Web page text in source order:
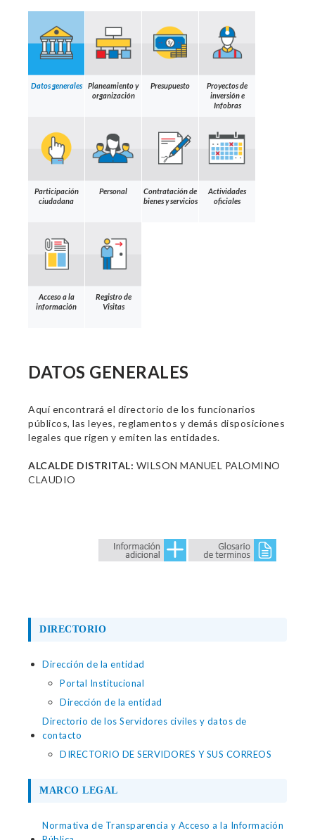
Datos generales
Planeamiento y
organización
Presupuesto
Proyectos de
inversión e
Infobras
Participación
ciudadana
Personal
Contratación de
bienes y servicios
Actividades
oficiales
Acceso a la
información
Registro de
Visitas
DATOS GENERALES
Aquí encontrará el directorio de los funcionarios
públicos, las leyes, reglamentos y demás disposiciones
legales que rigen y emiten las entidades.
ALCALDE DISTRITAL: WILSON MANUEL PALOMINO
CLAUDIO
DIRECTORIO
Dirección de la entidad
Portal Institucional
Dirección de la entidad
Directorio de los Servidores civiles y datos de
contacto
DIRECTORIO DE SERVIDORES Y SUS CORREOS
MARCO LEGAL
Normativa de Transparencia y Acceso a la Información